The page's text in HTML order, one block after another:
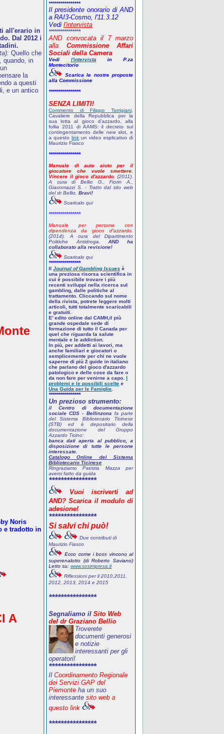
all'erario in
Dal 2012 i
: Quello che
quando, in
la
a questi
e un antico
Noris
e tradotto in
A
****************
Il presidente onorario di AND
a RAI3-Cosmo, l'11.3.12
Vedi l'intervista
****************
AND convocata il 7 marzo
alla Commissione Affari
Sociali della Camera
Vedi l'intervista in P.za
Montecitorio
Scarica le nostre proposte
alla Commissione
****************
SENZA LIMITI!
Commento di Filippo Torrigiani
Cavaliere della Repubblica per la
sua lotta al gioco d'azzardo, alla
follia 2011 di AAMS: il decreto sul
contingentamento delle new slot, e
a questo link un video esplicativo di
Maurizio Fiasco
****************
Manuale di auto aiuto per il
giocatore che vuole smettere.
Vincere il gioco d'azzardo. (2011).
A cura di Bellio G., Fiorin A.,
Giacomazzi S. - Tratto dal sito web
del dr Bellio. Bravi!
Scaricalo qui
****************
Manuale per persone con
dipendenza da gioco d'azzardo.
(2014). A cura del Dipartimento
Politiche Antidroga.AND ha
collaborato alla revisione!
Scaricalo qui
****************
Il Journal of Gambling Issues è
una preziosa risorsa scientifica in
cui è possibile trovare i più
recenti sviluppi nella ricerca sul
gambling, dalle politiche al
trattamento. Cliccando sul nome
della rivista, potrete leggere molti
articoli, tutti totalmente scaricabili
e gratuiti.
E’ edito online dal CAMH,il più
grande ospedale sede di
formazione di tutto il Canada per
quel che riguarda la salute
mentale e le addiction.
In più, per addetti ai lavori, ma
anche familiari e giocatori o
semplicemente per chi ne vuole
saperne di più 2 guide in italiano
che parlano del gioco d'azzardo
patologico e delle cose da fare o
da non fare per venirne a capo. I
problemi e le possibili scelte e
Una Guida per le Famiglie
****************
Un prezioso strumento:
il Centro di documentazione
sociale CDS - Bellinzona fa parte
del Sistema Bibliotecario Ticinese
(STB) ed è depositario della
documentazione del Gruppo
Azzardo Ticino:
banca dati aperta al pubblico, a
disposizione di tutte le persone
interessate.
Catalogo Online del Sistema
Bibliotecario Ticinese
Ringraziamo Patrizia Mazza per
averci fatto da guida
****************
Vuoi iscriverti
ad
AND? Scarica il modulo di
adesione!
****************
Si salvi chi può!
Due contributi di
Maurizio Fiasco
Ecco come i boss vincono al
superenalotto (di Roberto Saviano)
Letto su: www.sosimpresa.it
Riflessioni per il 2010,2011,
2012, 2013, 2014 e 2015
****************
Segnaliamo il Sito Web
del dr Graziano Bellio
Troverete
documenti generosi
e notizie
interessanti per gli
operatori!
****************
Il Coordinamento Regionale
dei Servizi GAP del
Piemonte ha un suo
interessante sito web a
questo link
****************